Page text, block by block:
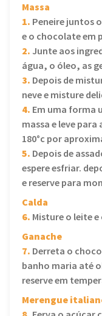
Massa
1. Peneire juntos
e o chocolate em
2. Junte aos
água, o óleo, as
3. Depois de
neve e misture
4. Em uma forma
massa e leve
180°c por
5. Depois de
espere esfriar.
e reserve para
Calda
6. Misture o leite
Ganache
7. Derreta o
banho maria até
reserve em
Merengue